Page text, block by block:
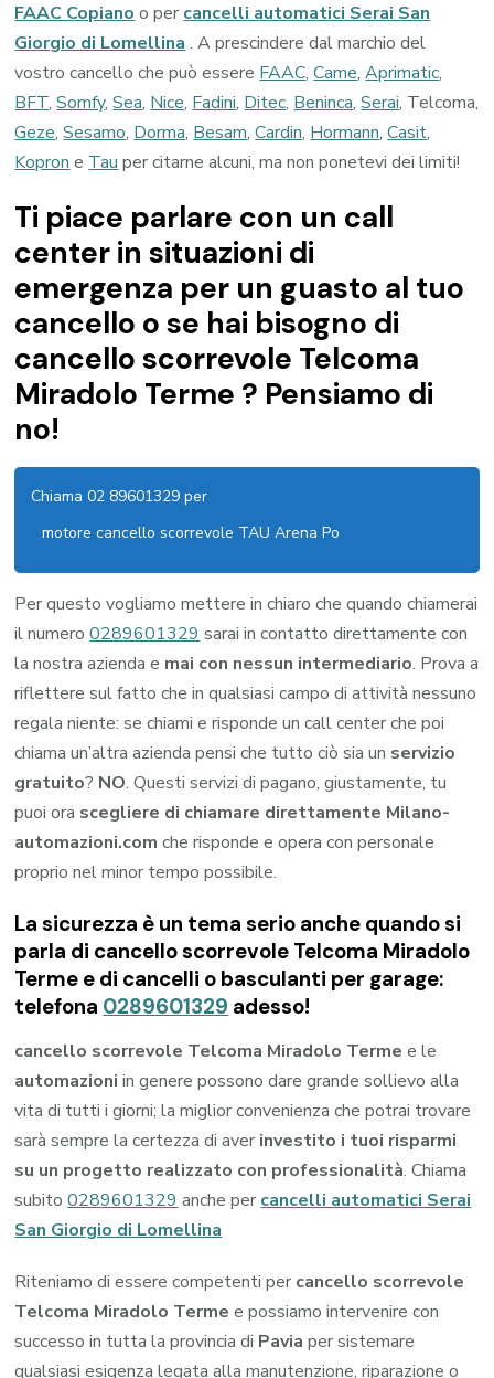
FAAC Copiano o per cancelli automatici Serai San
Giorgio di Lomellina . A prescindere dal marchio del
vostro cancello che può essere FAAC,Came,Aprimatic,
BFT,Somfy,Sea, Nice, Fadini, Ditec, Beninca,Serai, Telcoma,
Geze,Sesamo, Dorma, Besam,Cardin, Hormann,Casit,
Kopron e Tau per citarne alcuni, ma non ponetevi dei limiti!
Ti piace parlare con un call
center in situazioni di
emergenza per un guasto al tuo
cancello o se hai bisogno di
cancello scorrevole Telcoma
Miradolo Terme ? Pensiamo di
no!
Chiama 02 89601329 per
motore cancello scorrevole TAU Arena Po
Per questo vogliamo mettere in chiaro che quando chiamerai
il numero0289601329 sarai in contatto direttamente con
la nostra azienda e mai con nessun intermediario. Prova a
riflettere sul fatto che in qualsiasi campo di attività nessuno
regala niente: se chiami e risponde un call center che poi
chiama un’altra azienda pensi che tutto ciò sia un servizio
gratuito? NO. Questi servizi di pagano, giustamente, tu
puoi ora scegliere di chiamare direttamente Milano-
automazioni.com che risponde e opera con personale
proprio nel minor tempo possibile.
La sicurezza è un tema serio anche quando si
parla di cancello scorrevole Telcoma Miradolo
Terme e di cancelli o basculanti per garage:
telefona 0289601329 adesso!
cancello scorrevole Telcoma Miradolo Terme e le
automazioni in genere possono dare grande sollievo alla
vita di tutti i giorni; la miglior convenienza che potrai trovare
sarà sempre la certezza di aver investito i tuoi risparmi
su un progetto realizzato con professionalità. Chiama
subito0289601329 anche per cancelli automatici Serai
San Giorgio di Lomellina
Riteniamo di essere competenti per cancello scorrevole
Telcoma Miradolo Terme e possiamo intervenire con
successo in tutta la provincia di Pavia per sistemare
qualsiasi esigenza legata alla manutenzione, riparazione o